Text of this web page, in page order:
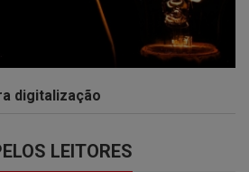
digitalização
LEITORES